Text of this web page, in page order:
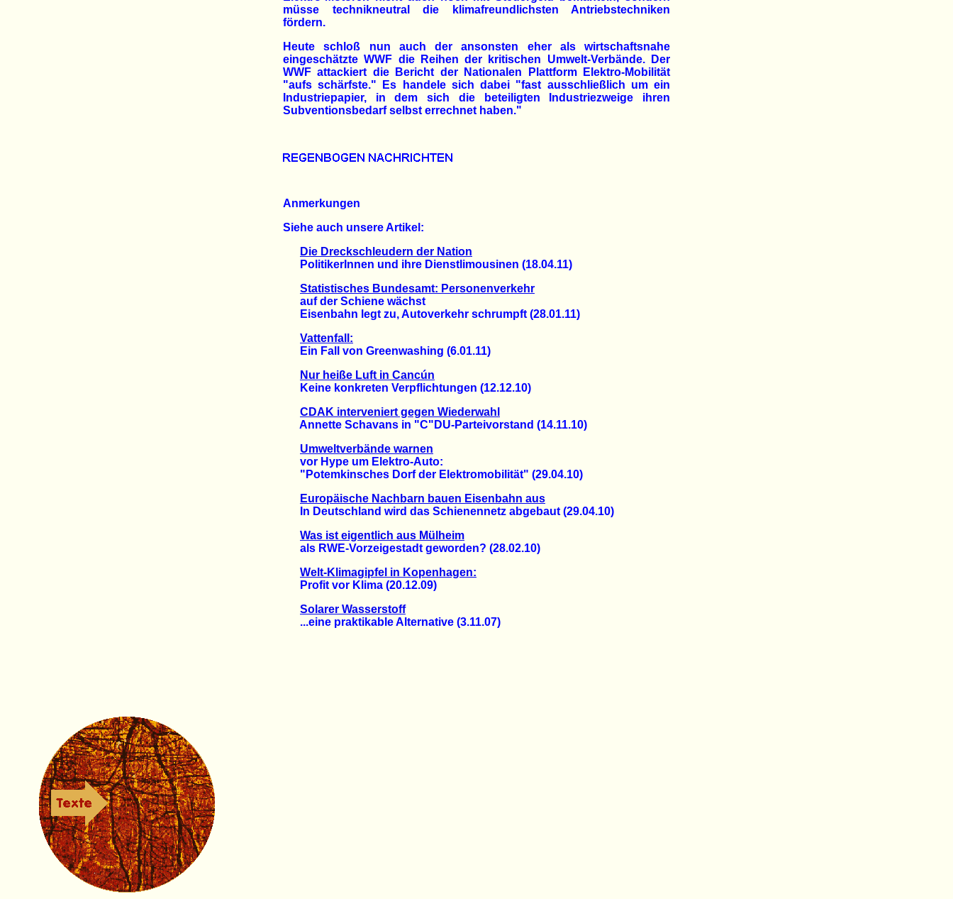
müsse technikneutral die klimafreundlichsten Antriebstechniken
fördern.
Heute schloß nun auch der ansonsten eher als wirtschaftsnahe
eingeschätzte WWF die Reihen der kritischen Umwelt-Verbände. Der
WWF attackiert die Bericht der Nationalen Plattform Elektro-Mobilität
"aufs schärfste." Es handele sich dabei "fast ausschließlich um ein
Industriepapier, in dem sich die beteiligten Industriezweige ihren
Subventionsbedarf selbst errechnet haben."
Anmerkungen
Siehe auch unsere Artikel:
Die Dreckschleudern der Nation
PolitikerInnen und ihre Dienstlimousinen (18.04.11)
Statistisches Bundesamt: Personenverkehr
auf der Schiene wächst
Eisenbahn legt zu, Autoverkehr schrumpft (28.01.11)
Vattenfall:
Ein Fall von Greenwashing (6.01.11)
Nur heiße Luft in Cancún
Keine konkreten Verpflichtungen (12.12.10)
CDAK interveniert gegen Wiederwahl
Annette Schavans in "C"DU-Parteivorstand (14.11.10)
Umweltverbände warnen
vor Hype um Elektro-Auto:
"Potemkinsches Dorf der Elektromobilität" (29.04.10)
Europäische Nachbarn bauen Eisenbahn aus
In Deutschland wird das Schienennetz abgebaut (29.04.10)
Was ist eigentlich aus Mülheim
als RWE-Vorzeigestadt geworden? (28.02.10)
Welt-Klimagipfel in Kopenhagen:
Profit vor Klima (20.12.09)
Solarer Wasserstoff
...eine praktikable Alternative (3.11.07)